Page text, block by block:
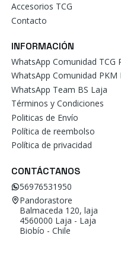
Accesorios TCG
Contacto
INFORMACIÓN
WhatsApp Comunidad TCG
WhatsApp Comunidad PKM
WhatsApp Team BS Laja
Términos y Condiciones
Politicas de Envío
Política de reembolso
Política de privacidad
CONTÁCTANOS
56976531950
Pandorastore
Balmaceda 120, laja
4560000 Laja - Laja
Biobío - Chile